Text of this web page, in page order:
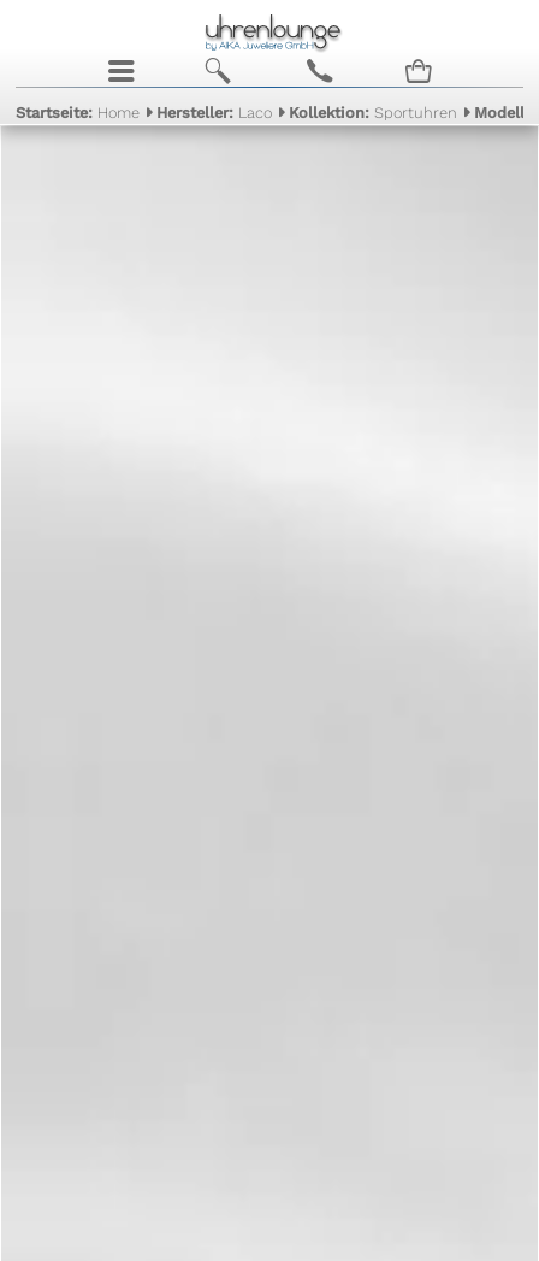
j b c n
Startseite: Home Hersteller: Laco Kollektion:Sportuhren Modell: